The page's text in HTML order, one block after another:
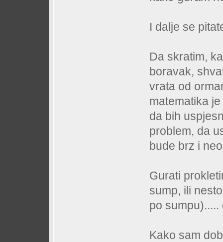
I dalje se
Da skratim,
boravak,
vrata od
matematika
da bih
problem, da
bude brz i
Gurati
sump, ili
po
Kako sam